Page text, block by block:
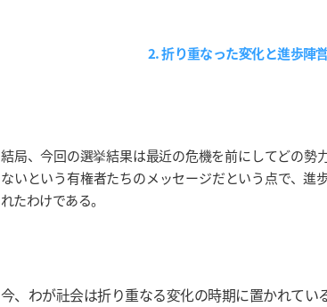
2. 折り重なった変化と進歩陣
結局、今回の選挙結果は最近の危機を前にしてどの勢
ないという有権者たちのメッセージだという点で、進
れたわけである。
今、わが社会は折り重なる変化の時期に置かれてい